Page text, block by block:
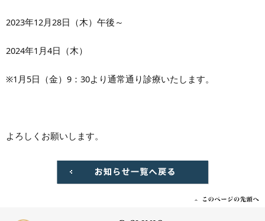
2023年12月28日（木）午後～
2024年1月4日（木）
※1月5日（金）9：30より通常通り診療いたします。
よろしくお願いします。